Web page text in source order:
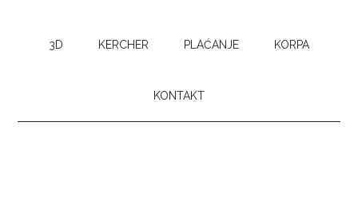
3D KERCHER PLAĆANJE KORPA
KONTAKT